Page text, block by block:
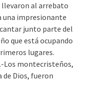
al arrebato
una impresionante
junto parte del
que está ocupando
lugares.
Los montecristeños,
de Dios, fueron